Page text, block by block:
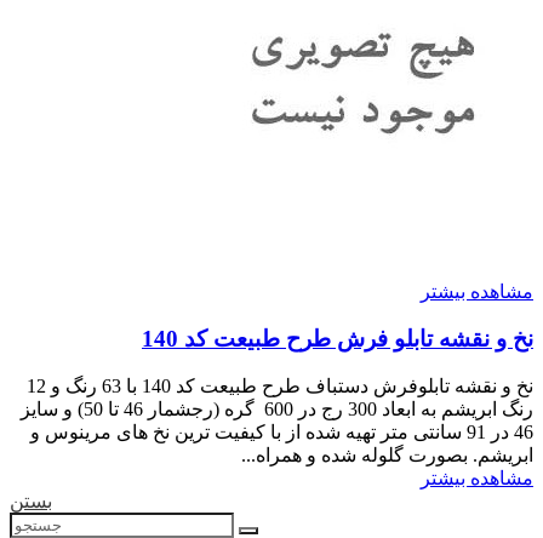
مشاهده بیشتر
نخ و نقشه تابلو فرش طرح طبیعت کد 140
نخ و نقشه تابلوفرش دستباف طرح طبیعت کد 140 با 63 رنگ و 12
رنگ ابریشم به ابعاد 300 رج در 600 گره (رجشمار 46 تا 50) و سایز
46 در 91 سانتی متر تهیه شده از با کیفیت ترین نخ های مرینوس و
ابریشم. بصورت گلوله شده و همراه...
مشاهده بیشتر
بستن